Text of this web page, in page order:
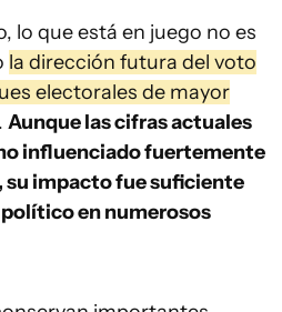
lo que está en juego no es
la dirección futura del voto
electorales de mayor
. Aunque las cifras actuales
influenciado fuertemente
su impacto fue suficiente
en numerosos